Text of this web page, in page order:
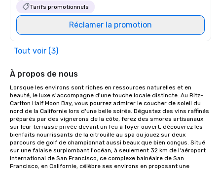
Tarifs promotionnels
Réclamer la promotion
Tout voir (3)
À propos de nous
Lorsque les environs sont riches en ressources naturelles et en
beauté, le luxe s'accompagne d'une touche locale distincte. Au Ritz-
Carlton Half Moon Bay, vous pourrez admirer le coucher de soleil du
nord de la Californie lors d'une belle soirée. Dégustez des vins raffinés
préparés par des vignerons de la côte, ferez des smores artisanaux
sur leur terrasse privée devant un feu à foyer ouvert, découvrez les
bienfaits nourrissants de la citrouille au spa ou jouez sur deux
parcours de golf de championnat aussi beaux que bien conçus. Situé
sur une falaise surplombant l'océan, à seulement 32 km de l'aéroport
international de San Francisco, ce complexe balnéaire de San
Francisco, en Californie, célèbre ses environs en proposant une